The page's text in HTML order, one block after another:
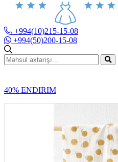
+994(10)215-15-08
+994(50)200-15-08
40% ENDIRIM